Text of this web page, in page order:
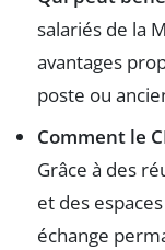
salariés de la
avantages
poste ou
Comment le
Grâce à des
et des
échange